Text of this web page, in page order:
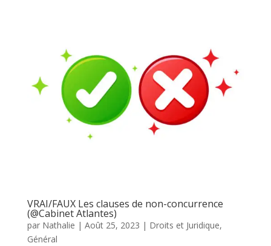
VRAI/FAUX Les clauses de non-concurrence
(@Cabinet Atlantes)
par Nathalie | Août 25, 2023 | Droits et Juridique,
Général